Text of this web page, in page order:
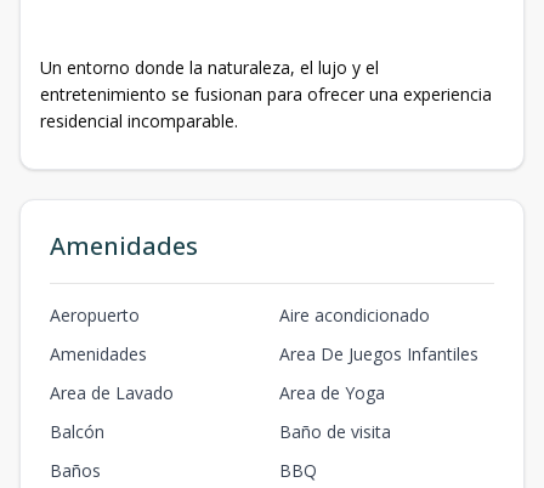
Un entorno donde la naturaleza, el lujo y el
entretenimiento se fusionan para ofrecer una experiencia
residencial incomparable.
Amenidades
Aeropuerto
Aire acondicionado
Amenidades
Area De Juegos Infantiles
Area de Lavado
Area de Yoga
Balcón
Baño de visita
Baños
BBQ